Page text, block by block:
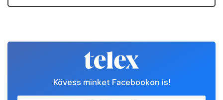
Kövess minket Facebookon is!